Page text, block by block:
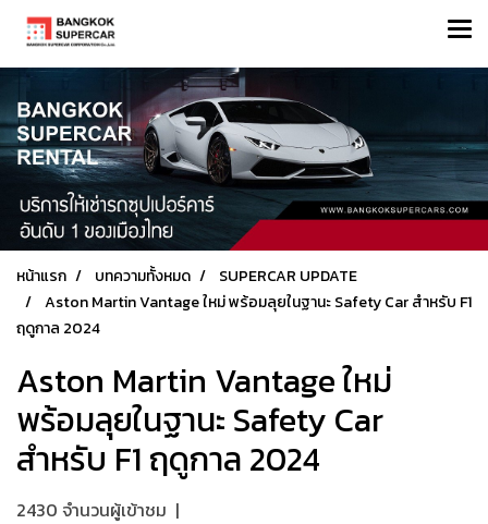
หน้าแรก บทความทั้งหมด
SUPERCAR UPDATE
Aston Martin Vantage ใหม่ พร้อมลุยในฐานะ Safety Car สำหรับ F1
ฤดูกาล 2024
Aston Martin Vantage ใหม่
พร้อมลุยในฐานะ Safety Car
สำหรับ F1 ฤดูกาล 2024
2430 จำนวนผู้เข้าชม |